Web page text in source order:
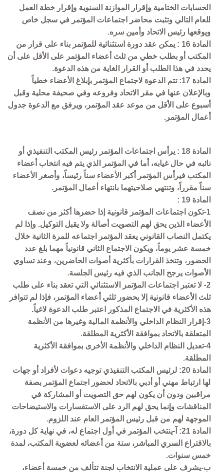
الحسابات الختامية وإقرار الموازنة السنوية وإقرار خطة العمل
للعام التالي وتثبت محاضر اجتماعات المؤتمر في سجل خاص
ويوقعها رئيس الاتحاد وأمين سره.
المادة 16 : يمكن عقد دورة استثنائية للمؤتمر بناء على قرار من
المكتب أو بطلب خطي من ثلث أعضاء المؤتمر على الأقل على أن
يحدد في هذا الطلب أو القرار الغاية من هذه الدعوة.
المادة 17: تتم الدعوة لاجتماع المؤتمر بإبلاغ الأعضاء خطياً
وبالإعلان عنها في مقر الاتحاد وفروعه وفي صحيفة محلية وقبل
أسبوع على الأقل من موعد عقد المؤتمر، ويرفق مع الدعوة جدول
أعمال المؤتمر.
المادة 18 : يرأس اجتماعات المؤتمر رئيس المكتب التنفيذي أو
نائبه في حال غيابه، أما في المؤتمر الذي يتم فيه انتخاب أعضاء
المكتب فيرأس المؤتمر أكبر الأعضاء سناً رئيساً، وأصغر الأعضاء
سناً مقرراً، وتنتهي صلاحيتهما بانتهاء أعمال المؤتمر.
المادة 19 :
1-تكون اجتماعات المؤتمر قانونية إذا حضرها أكثر من نصف
الأعضاء الذين يحق لهم التصويت أصالة ولا يقبل التوكيل. وإذا لم
يكتمل النصاب القانوني يعقد المؤتمر اجتماعه للمرة الثانية خلال
خمسة عشر يوماً، ويكون الاجتماع الثاني قانونياً مهما بلغ عدد
الحضور، وتتخذ القرارات بأكثرية أصوات الحاضرين، وعند تساوي
الأصوات يرجح الجانب الذي فيه رئيس الجلسة.
2- لا تعتبر اجتماعات المؤتمر الاستثنائي التي تعقد بناء على طلب
ثلث الأعضاء قانونية إلا بحضور ثلثي أعضاء المؤتمر، فإذا لم تتوافر
هذه الأكثرية في الاجتماع المذكور اعتبر طلب الدعوة لاغياً.
3-إقرار النظام الداخلي والأنظمة المالية وغيرها من الأنظمة
المتعلقة بالاتحاد بموافقة الأكثرية المطلقة.
4-تعديل النظام الداخلي والأنظمة الأخرى بموافقة الأكثرية
المطلقة.
المادة 20: لرئيس المكتب التنفيذي توجيه دعوات لأفراد أو جهات
لها ارتباط مهني أو أدبي بالاتحاد لحضور اجتماع المؤتمر بصفة
مراقبين ودون أن يكون لهم حق التصويت أو المشاركة في
المناقشات وإنما يحق لهم الرد على الاستفسارات والاستيضاحات
الموجهة لهم من قبل رئيس المؤتمر العام عند اللزوم.
المادة 21: آ-ينتخب المؤتمر في أول اجتماع له، في نهاية كل دورة،
بالاقتراع السري المباشر، ستة من أعضائه لعضوية المكتب، لمدة
خمس سنوات.
ب-يشرف على عملية الانتخاب لجنة تتألف من خمسة أعضاء،